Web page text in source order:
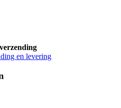
en levering